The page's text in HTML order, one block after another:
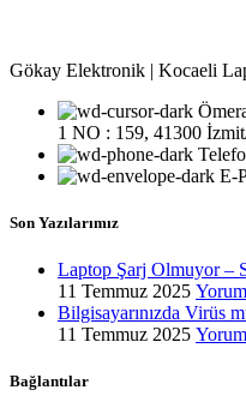
Gökay Elektronik | Kocaeli
1 NO : 159, 41300
E-
Son Yazılarımız
Laptop Şarj Olmuyor –
11 Temmuz 2025
Bilgisayarınızda Virüs
11 Temmuz 2025
Bağlantılar